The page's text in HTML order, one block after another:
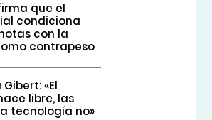
que el
condiciona
con la
contrapeso
«El
libre, las
tecnología no»